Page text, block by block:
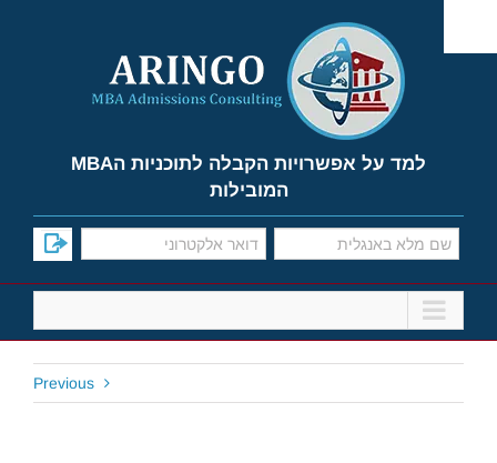
content
למד על אפשרויות הקבלה לתוכניות הMBA
המובילות
Previous